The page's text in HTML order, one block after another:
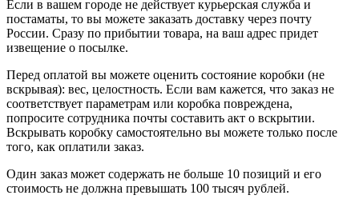
Если в вашем городе не действует курьерская служба и
постаматы, то вы можете заказать доставку через почту
России. Сразу по прибытии товара, на ваш адрес придет
извещение о посылке.
Перед оплатой вы можете оценить состояние коробки (не
вскрывая): вес, целостность. Если вам кажется, что заказ не
соответствует параметрам или коробка повреждена,
попросите сотрудника почты составить акт о вскрытии.
Вскрывать коробку самостоятельно вы можете только после
того, как оплатили заказ.
Один заказ может содержать не больше 10 позиций и его
стоимость не должна превышать 100 тысяч рублей.